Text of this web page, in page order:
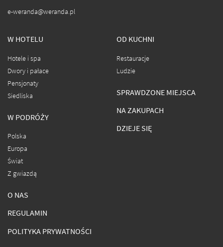
e-weranda@weranda.pl
W HOTELU
Hotele i spa
Dwory i pałace
Pensjonaty
Siedliska
W PODRÓŻY
Polska
Europa
Świat
Z gwiazdą
OD KUCHNI
Restauracje
Ludzie
SPRAWDZONE MIEJSCA
NA ZAKUPACH
DZIEJE SIĘ
O NAS
REGULAMIN
POLITYKA PRYWATNOŚCI